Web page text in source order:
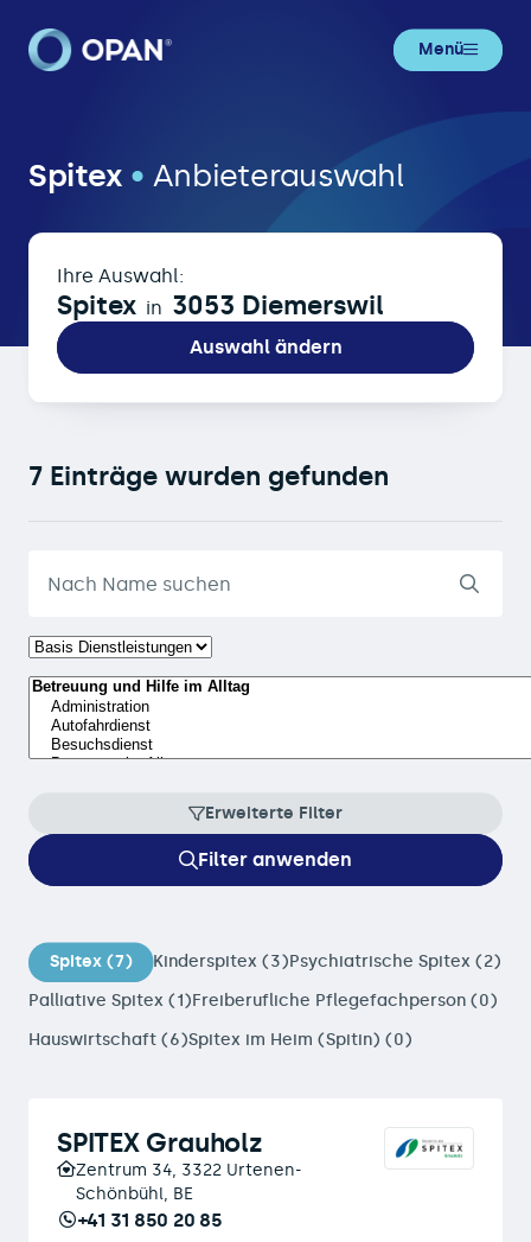
Menü
Spitex • Anbieterauswahl
Ihre Auswahl:
Spitex in 3053 Diemerswil
Auswahl ändern
7 Einträge wurden gefunden
Erweiterte Filter
Filter anwenden
Spitex (7) Kinderspitex (3)Psychiatrische Spitex (2)
Palliative Spitex (1)Freiberufliche Pflegefachperson (0)
Hauswirtschaft (6)Spitex im Heim (Spitin) (0)
SPITEX Grauholz
Zentrum 34, 3322 Urtenen-
Schönbühl, BE
+41 31 850 20 85